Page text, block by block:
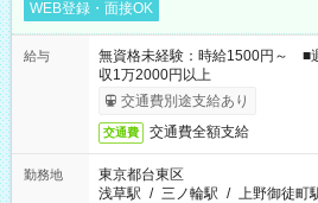
WEB登録・面接OK
給与
無資格未経験：時給1500円～
収1万2000円以上
交通費別途支給あり
交通費 交通費全額支給
勤務地
東京都台東区
浅草駅 / 三ノ輪駅 / 上野御徒町